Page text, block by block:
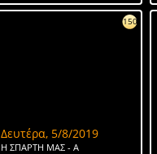
150
Δευτέρα, 5/8/2019
H ΣΠΑΡΤΗ ΜΑΣ - Α